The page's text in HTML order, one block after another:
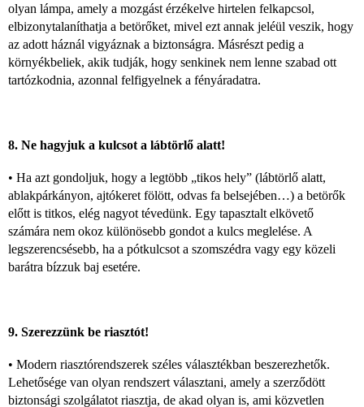
olyan lámpa, amely a mozgást érzékelve hirtelen felkapcsol,
elbizonytalaníthatja a betörőket, mivel ezt annak jeléül veszik, hogy
az adott háznál vigyáznak a biztonságra. Másrészt pedig a
környékbeliek, akik tudják, hogy senkinek nem lenne szabad ott
tartózkodnia, azonnal felfigyelnek a fényáradatra.
8. Ne hagyjuk a kulcsot a lábtörlő alatt!
• Ha azt gondoljuk, hogy a legtöbb „tikos hely” (lábtörlő alatt,
ablakpárkányon, ajtókeret fölött, odvas fa belsejében…) a betörők
előtt is titkos, elég nagyot tévedünk. Egy tapasztalt elkövető
számára nem okoz különösebb gondot a kulcs meglelése. A
legszerencsésebb, ha a pótkulcsot a szomszédra vagy egy közeli
barátra bízzuk baj esetére.
9. Szerezzünk be riasztót!
• Modern riasztórendszerek széles választékban beszerezhetők.
Lehetősége van olyan rendszert választani, amely a szerződött
biztonsági szolgálatot riasztja, de akad olyan is, ami közvetlen